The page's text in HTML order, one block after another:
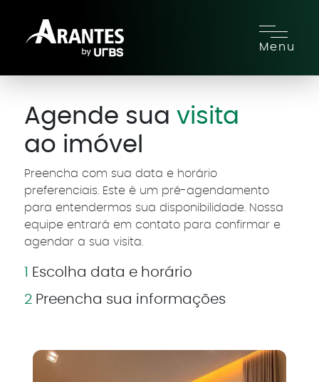
Menu
Agende suavisita
ao imóvel
Preencha com sua data e horário
preferenciais. Este é um pré-agendamento
para entendermos sua disponibilidade. Nossa
equipe entrará em contato para confirmar e
agendar a sua visita.
Escolha data e horário
2 Preencha sua informações